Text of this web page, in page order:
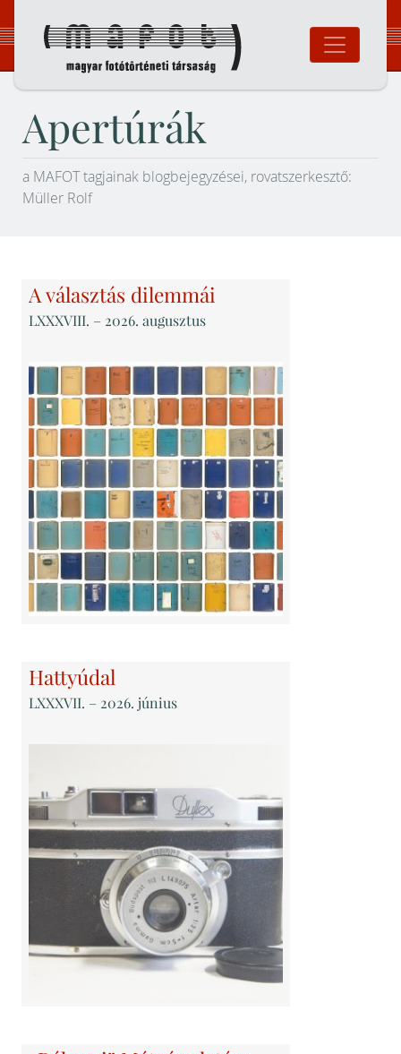
a
tartalomhoz
Magyar
Apertúrák
a MAFOT tagjainak blogbejegyzései, rovatszerkesztő:
Müller Rolf
A választás dilemmái
LXXXVIII. – 2026. augusztus
Hattyúdal
LXXXVII. – 2026. június